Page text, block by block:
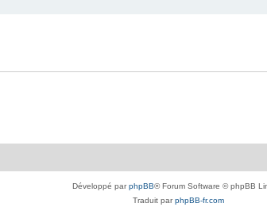
Développé parphpBB® Forum Software © phpBB
Traduit parphpBB-fr.com